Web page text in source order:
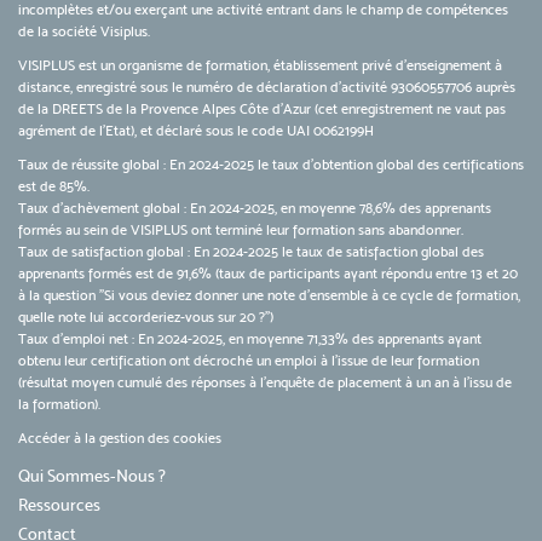
incomplètes et/ou exerçant une activité entrant dans le champ de compétences
de la société Visiplus.
VISIPLUS est un organisme de formation, établissement privé d’enseignement à
distance, enregistré sous le numéro de déclaration d’activité 93060557706 auprès
de la DREETS de la Provence Alpes Côte d’Azur (cet enregistrement ne vaut pas
agrément de l’Etat), et déclaré sous le code UAI 0062199H
Taux de réussite global : En 2024-2025 le taux d'obtention global des certifications
est de 85%.
Taux d’achèvement global : En 2024-2025, en moyenne 78,6% des apprenants
formés au sein de VISIPLUS ont terminé leur formation sans abandonner.
Taux de satisfaction global : En 2024-2025 le taux de satisfaction global des
apprenants formés est de 91,6% (taux de participants ayant répondu entre 13 et 20
à la question "Si vous deviez donner une note d’ensemble à ce cycle de formation,
quelle note lui accorderiez-vous sur 20 ?")
Taux d’emploi net : En 2024-2025, en moyenne 71,33% des apprenants ayant
obtenu leur certification ont décroché un emploi à l'issue de leur formation
(résultat moyen cumulé des réponses à l'enquête de placement à un an à l'issu de
la formation).
Accéder à la gestion des cookies
Qui Sommes-Nous ?
Ressources
Contact